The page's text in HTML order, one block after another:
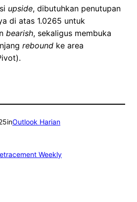
upside, dibutuhkan penutupan
di atas 1.0265 untuk
bearish, sekaligus membuka
rebound ke area
inOutlook Harian
Weekly